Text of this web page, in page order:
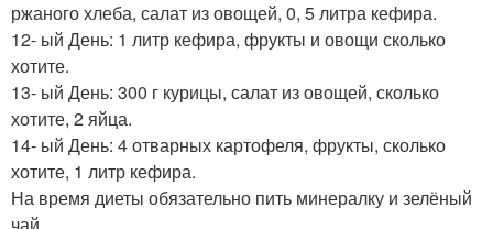
ржаного хлеба, салат из овощей, 0, 5 литра кефира.
12- ый День: 1 литр кефира, фрукты и овощи сколько
хотите.
13- ый День: 300 г курицы, салат из овощей, сколько
хотите, 2 яйца.
14- ый День: 4 отварных картофеля, фрукты, сколько
хотите, 1 литр кефира.
На время диеты обязательно пить минералку и зелёный